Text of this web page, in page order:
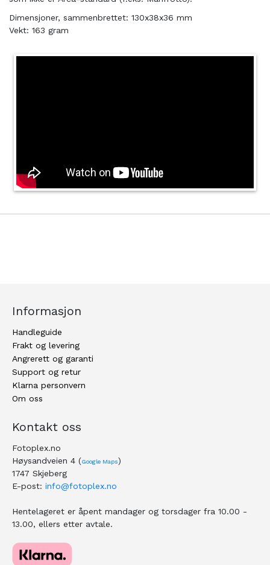
Dimensjoner, sammenbrettet: 130x38x36 mm
Vekt: 163 gram
Informasjon
Handleguide
Frakt og levering
Angrerett og garanti
Support og retur
Klarna personvern
Om oss
Kontakt oss
Fotoplex.no
Høysandveien 4 (Google Maps)
1747 Skjeberg
E-post: info@fotoplex.no
Hentelageret er åpent mandager og torsdager fra 10.00 -
13.00, ellers etter avtale.